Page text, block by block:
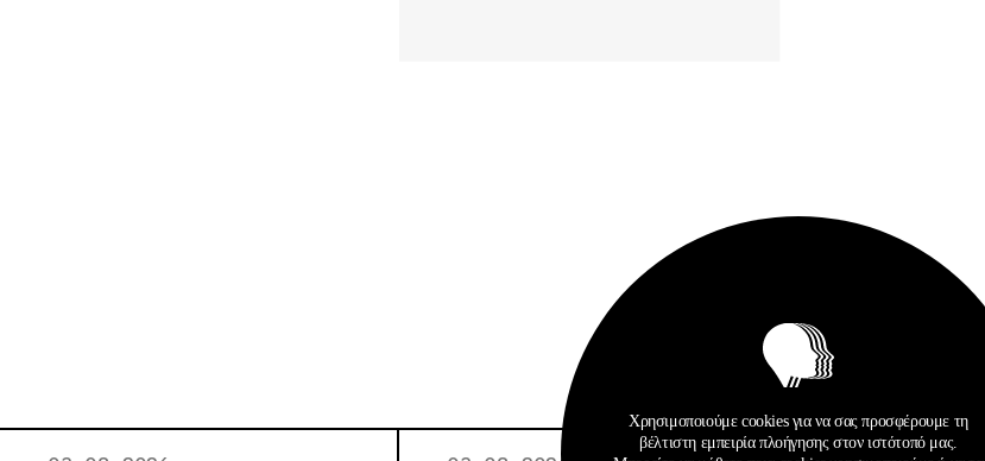
Χρησιμοποιούμε cookies για να σας προσφέρουμε τη
βέλτιστη εμπειρία πλοήγησης στον ιστότοπό μας.